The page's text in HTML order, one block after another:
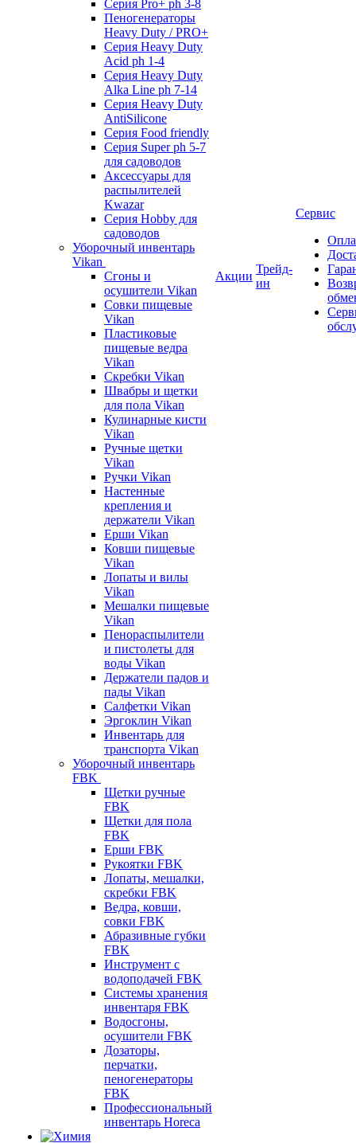
Серия Pro+ ph 3-8
Пеногенераторы
Heavy Duty / PRO+
Серия Heavy Duty
Acid ph 1-4
Серия Heavy Duty
Alka Line ph 7-14
Серия Heavy Duty
AntiSilicone
Серия Food friendly
Серия Super ph 5-7
для садоводов
Аксессуары для
распылителей
Kwazar
Серия Hobby для
садоводов
Уборочный инвентарь
Vikan
Сгоны и
осушители Vikan
Совки пищевые
Vikan
Пластиковые
пищевые ведра
Vikan
Скребки Vikan
Швабры и щетки
для пола Vikan
Кулинарные кисти
Vikan
Ручные щетки
Vikan
Ручки Vikan
Настенные
крепления и
держатели Vikan
Ерши Vikan
Ковши пищевые
Vikan
Лопаты и вилы
Vikan
Мешалки пищевые
Vikan
Пенораспылители
и пистолеты для
воды Vikan
Держатели падов и
пады Vikan
Салфетки Vikan
Эргоклин Vikan
Инвентарь для
транспорта Vikan
Уборочный инвентарь
FBK
Щетки ручные
FBK
Щетки для пола
FBK
Ерши FBK
Рукоятки FBK
Лопаты, мешалки,
скребки FBK
Ведра, ковши,
совки FBK
Абразивные губки
FBK
Инструмент с
водоподачей FBK
Системы хранения
инвентаря FBK
Водосгоны,
осушители FBK
Дозаторы,
перчатки,
пеногенераторы
FBK
Профессиональный
инвентарь Horeca
Акции
Трейд-
ин
Сервис